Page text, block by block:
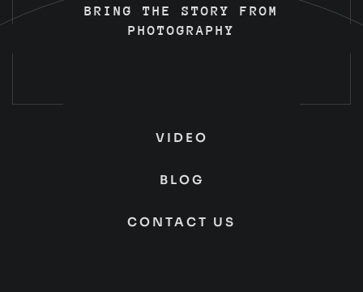
BRING THE STORY FROM
PHOTOGRAPHY
VIDEO
BLOG
CONTACT US